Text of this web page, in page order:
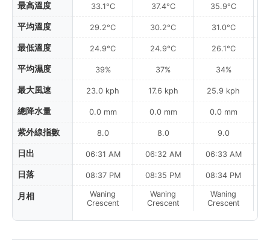
最高溫度
平均溫度
最低溫度
平均濕度
最大風速
總降水量
紫外線指數
日出
日落
月相
33.1°C
29.2°C
24.9°C
39%
23.0 kph
0.0 mm
8.0
06:31 AM
08:37 PM
Waning
Crescent
37.4°C
30.2°C
24.9°C
37%
17.6 kph
0.0 mm
8.0
06:32 AM
08:35 PM
Waning
Crescent
35.9°C
31.0°C
26.1°C
34%
25.9 kph
0.0 mm
9.0
06:33 AM
08:34 PM
Waning
Crescent